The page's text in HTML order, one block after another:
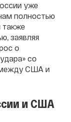
уже
полностью
также
заявляя
о
со
США и
и США